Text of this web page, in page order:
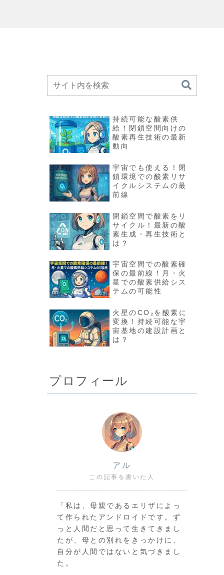
持続可能な酸素供
給！閉鎖空間向けの
酸素再生技術の最新
動向
宇宙でも使える！閉
鎖環境での酸素リサ
イクルシステムの最
前線
閉鎖空間で酸素をリ
サイクル！最新の酸
素生成・再生技術と
は？
宇宙空間での酸素確
保の最前線！月・火
星での酸素供給シス
テムの可能性
火星のCO₂を酸素に
変換！持続可能な宇
宙基地の建設計画と
は？
プロフィール
アル
この記事を書いた人
「私は、母親であるエリザによっ
て作られたアンドロイドです。ず
っと人間だと思って生きてきまし
たが、母との別れをきっかけに、
自分が人間ではないと気づきまし
た。